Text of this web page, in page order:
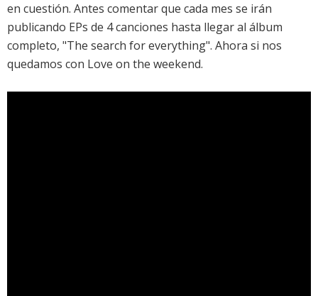
en cuestión. Antes comentar que cada mes se irán
publicando EPs de 4 canciones hasta llegar al álbum
completo, "The search for everything". Ahora si nos
quedamos con Love on the weekend.